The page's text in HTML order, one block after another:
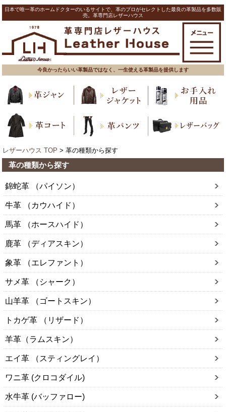
日本で唯一革のホームドクターのいるサイトで、革のプロがセレクトした最良の革製品を多数販
売。革専門店レザーハウス
今良かったらいい革製品ではなく、一生使える革製品を提供します
レザーハウス TOP > 革の種類から探す
革の種類から探す
錦蛇革 （パイソン）
牛革 （カウハイド）
馬革 （ホースハイド）
鹿革 （ディアスキン）
象革 （エレファント）
サメ革 （シャーク）
山羊革 （ゴートスキン）
トカゲ革 （リザード）
羊革（ラムスキン）
エイ革 （スティングレイ）
ワニ革 (クロコダイル)
水牛革 (バッファロー)